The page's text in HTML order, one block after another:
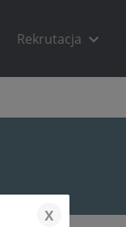
Rekrutacja
x